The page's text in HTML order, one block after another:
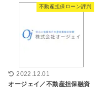
不動産担保ローン評判
2022.12.01
オージェイ／不動産担保融資